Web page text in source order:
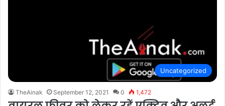
Uncategorized
TheAinak September 12, 2021 0 1,472